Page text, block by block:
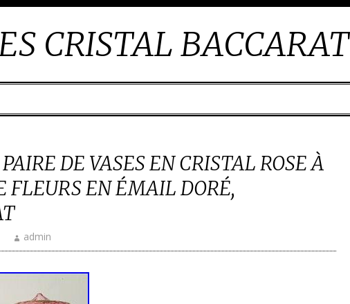
CRISTAL BACCARAT
DE VASES EN CRISTAL ROSE À
FLEURS EN ÉMAIL DORÉ,
admin